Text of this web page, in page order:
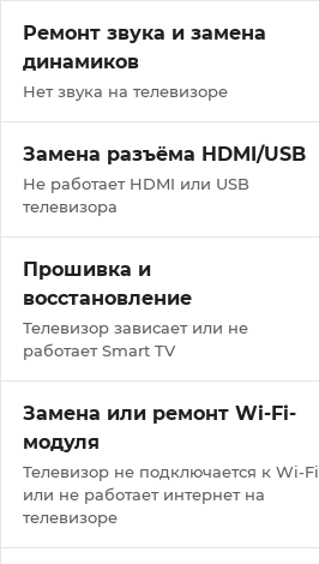
Ремонт звука и замена
динамиков
Нет звука на телевизоре
Замена разъёма HDMI/USB
Не работает HDMI или USB
телевизора
Прошивка и
восстановление
Телевизор зависает или не
работает Smart TV
Замена или ремонт Wi‑Fi-
модуля
Телевизор не подключается к Wi‑Fi
или не работает интернет на
телевизоре